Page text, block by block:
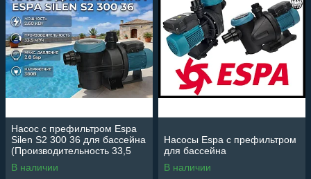
Насос c префильтром Espa
Silen S2 300 36 для бассейна
(Производительность 33,5
м3/ч, мощность: 2,6 кВт,
подключение 380В)
В наличии
Насосы Espa c префильтром
для бассейна
В наличии